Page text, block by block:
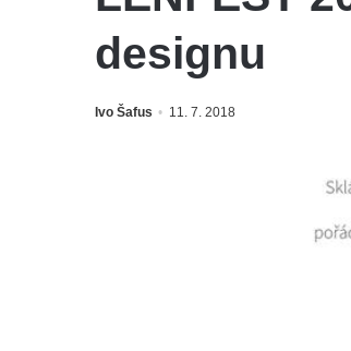
designu
Ivo Šafus 11. 7. 2018